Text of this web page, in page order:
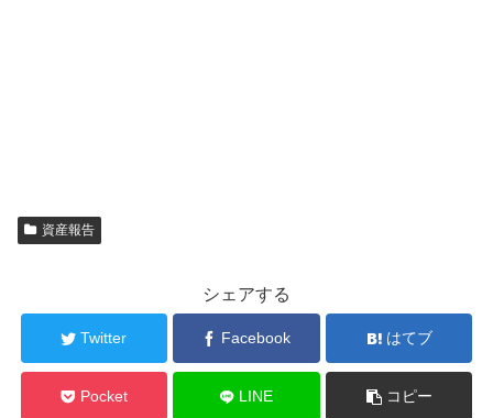
資産報告
シェアする
Twitter Facebook はてブ
Pocket LINE コピー